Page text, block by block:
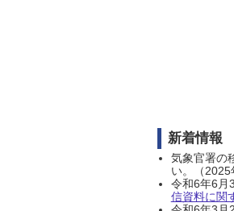
新着情報
気象官署の
い。（2025
令和6年6月
信資料に関